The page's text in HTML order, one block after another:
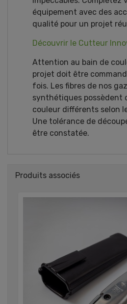
équipement avec des
qualité pour un projet
Découvrir le Cutteur
Attention au bain de
projet doit être
fois. Les fibres de nos
synthétiques possèdent
couleur différents selon
Une tolérance de
être constatée.
Produits associés